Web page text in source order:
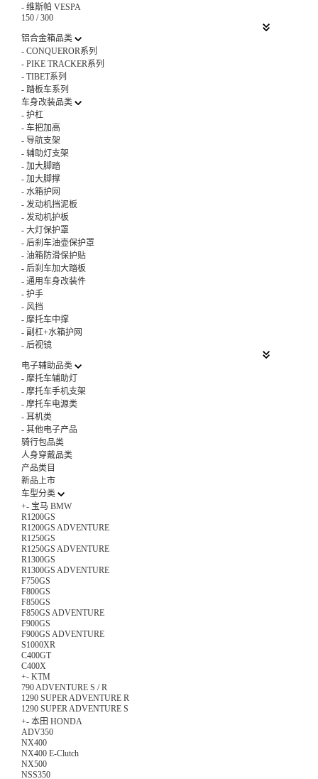
- 维斯帕 VESPA
150 / 300
铝合金箱品类
- CONQUEROR系列
- PIKE TRACKER系列
- TIBET系列
- 踏板车系列
车身改装品类
- 护杠
- 车把加高
- 导航支架
- 辅助灯支架
- 加大脚踏
- 加大脚撑
- 水箱护网
- 发动机挡泥板
- 发动机护板
- 大灯保护罩
- 后刹车油壶保护罩
- 油箱防滑保护贴
- 后刹车加大踏板
- 通用车身改装件
- 护手
- 风挡
- 摩托车中撑
- 副杠+水箱护网
- 后视镜
电子辅助品类
- 摩托车辅助灯
- 摩托车手机支架
- 摩托车电源类
- 耳机类
- 其他电子产品
骑行包品类
人身穿戴品类
产品类目
新品上市
车型分类
+- 宝马 BMW
R1200GS
R1200GS ADVENTURE
R1250GS
R1250GS ADVENTURE
R1300GS
R1300GS ADVENTURE
F750GS
F800GS
F850GS
F850GS ADVENTURE
F900GS
F900GS ADVENTURE
S1000XR
C400GT
C400X
+- KTM
790 ADVENTURE S / R
1290 SUPER ADVENTURE R
1290 SUPER ADVENTURE S
+- 本田 HONDA
ADV350
NX400
NX400 E-Clutch
NX500
NSS350